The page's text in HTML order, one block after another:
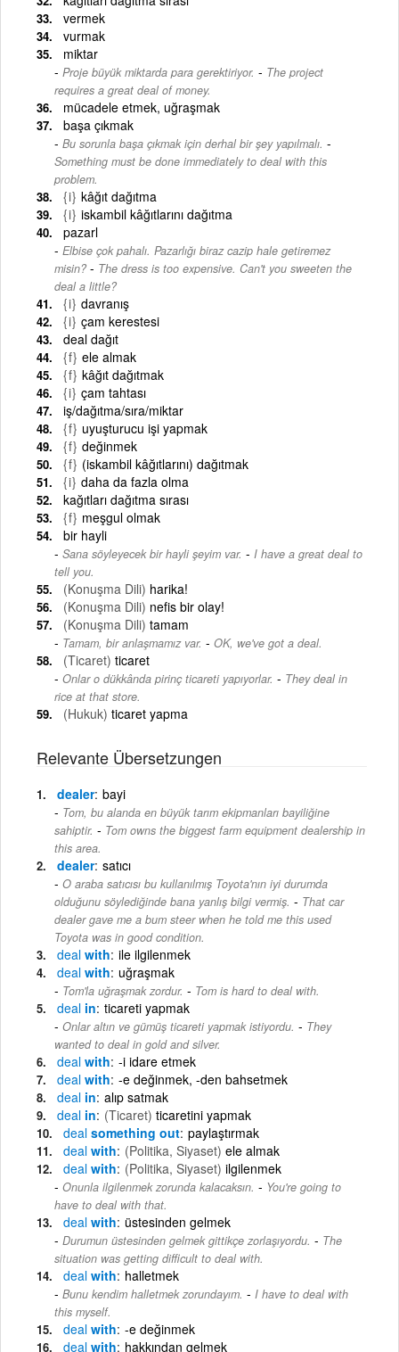
vermek
vurmak
miktar
Proje büyük miktarda para gerektiriyor. - The project
requires a great deal of money.
mücadele etmek, uğraşmak
başa çıkmak
Bu sorunla başa çıkmak için derhal bir şey yapılmalı. -
Something must be done immediately to deal with this
problem.
{i} kâğıt dağıtma
{i} iskambil kâğıtlarını dağıtma
pazarl
Elbise çok pahalı. Pazarlığı biraz cazip hale getiremez
misin? - The dress is too expensive. Can't you sweeten the
deal a little?
{i} davranış
{i} çam kerestesi
deal dağıt
{f} ele almak
{f} kâğıt dağıtmak
{i} çam tahtası
iş/dağıtma/sıra/miktar
{f} uyuşturucu işi yapmak
{f} değinmek
{f} (iskambil kâğıtlarını) dağıtmak
{i} daha da fazla olma
kağıtları dağıtma sırası
{f} meşgul olmak
bir hayli
Sana söyleyecek bir hayli şeyim var. - I have a great deal to
tell you.
(Konuşma Dili) harika!
(Konuşma Dili) nefis bir olay!
(Konuşma Dili) tamam
Tamam, bir anlaşmamız var. - OK, we've got a deal.
(Ticaret) ticaret
Onlar o dükkânda pirinç ticareti yapıyorlar. - They deal in
rice at that store.
(Hukuk) ticaret yapma
Relevante Übersetzungen
dealer bayi
Tom, bu alanda en büyük tarım ekipmanları bayiliğine
sahiptir. - Tom owns the biggest farm equipment dealership in
this area.
dealer satıcı
O araba satıcısı bu kullanılmış Toyota'nın iyi durumda
olduğunu söylediğinde bana yanlış bilgi vermiş. - That car
dealer gave me a bum steer when he told me this used
Toyota was in good condition.
deal with ile ilgilenmek
deal with uğraşmak
Tom'la uğraşmak zordur. - Tom is hard to deal with.
deal in ticareti yapmak
Onlar altın ve gümüş ticareti yapmak istiyordu. - They
wanted to deal in gold and silver.
deal with -i idare etmek
deal with -e değinmek, -den bahsetmek
deal in alıp satmak
deal in (Ticaret) ticaretini yapmak
deal something out paylaştırmak
deal with (Politika, Siyaset) ele almak
deal with (Politika, Siyaset) ilgilenmek
Onunla ilgilenmek zorunda kalacaksın. - You're going to
have to deal with that.
deal with üstesinden gelmek
Durumun üstesinden gelmek gittikçe zorlaşıyordu. - The
situation was getting difficult to deal with.
deal with halletmek
Bunu kendim halletmek zorundayım. - I have to deal with
this myself.
deal with -e değinmek
deal with hakkından gelmek